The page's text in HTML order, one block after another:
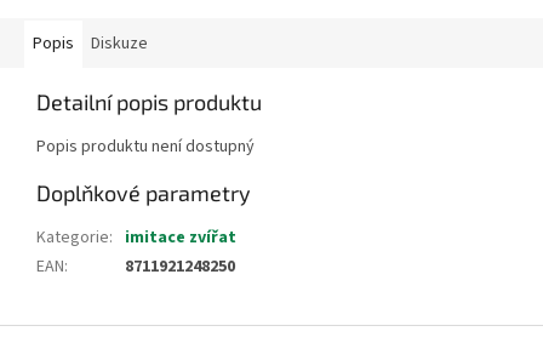
Popis Diskuze
Detailní popis produktu
Popis produktu není dostupný
Doplňkové parametry
Kategorie: imitace zvířat
EAN: 8711921248250